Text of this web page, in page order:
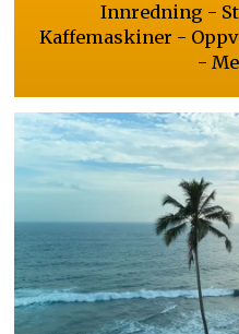
Innredning -
Kaffemaskiner -
-